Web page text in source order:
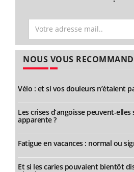
NOUS VOUS
Vélo : et si vos douleurs n’étaient
Les crises d’angoisse peuvent-
apparente ?
Fatigue en vacances : normal ou
Et si les caries pouvaient bientôt